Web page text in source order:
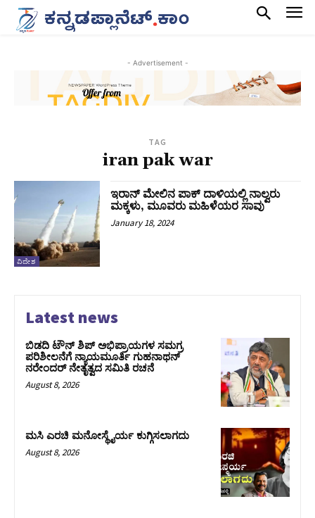
- Advertisement -
TAG
iran pak war
ವಿದೇಶ
ಇರಾನ್ ಮೇಲಿನ ಪಾಕ್ ದಾಳಿಯಲ್ಲಿ ನಾಲ್ವರು
ಮಕ್ಕಳು, ಮೂವರು ಮಹಿಳೆಯರ ಸಾವು
January 18, 2024
Latest news
ಬಿಡದಿ ಟೌನ್ ಶಿಪ್ ಅಭಿಪ್ರಾಯಗಳ ಸಮಗ್ರ
ಪರಿಶೀಲನೆಗೆ ನ್ಯಾಯಮೂರ್ತಿ ಗುಹನಾಥನ್
ನರೇಂದರ್ ನೇತೃತ್ವದ ಸಮಿತಿ ರಚನೆ
August 8, 2026
ಮಸಿ ಎರಚಿ ಮನೋಸ್ಥೈರ್ಯ ಕುಗ್ಗಿಸಲಾಗದು
August 8, 2026